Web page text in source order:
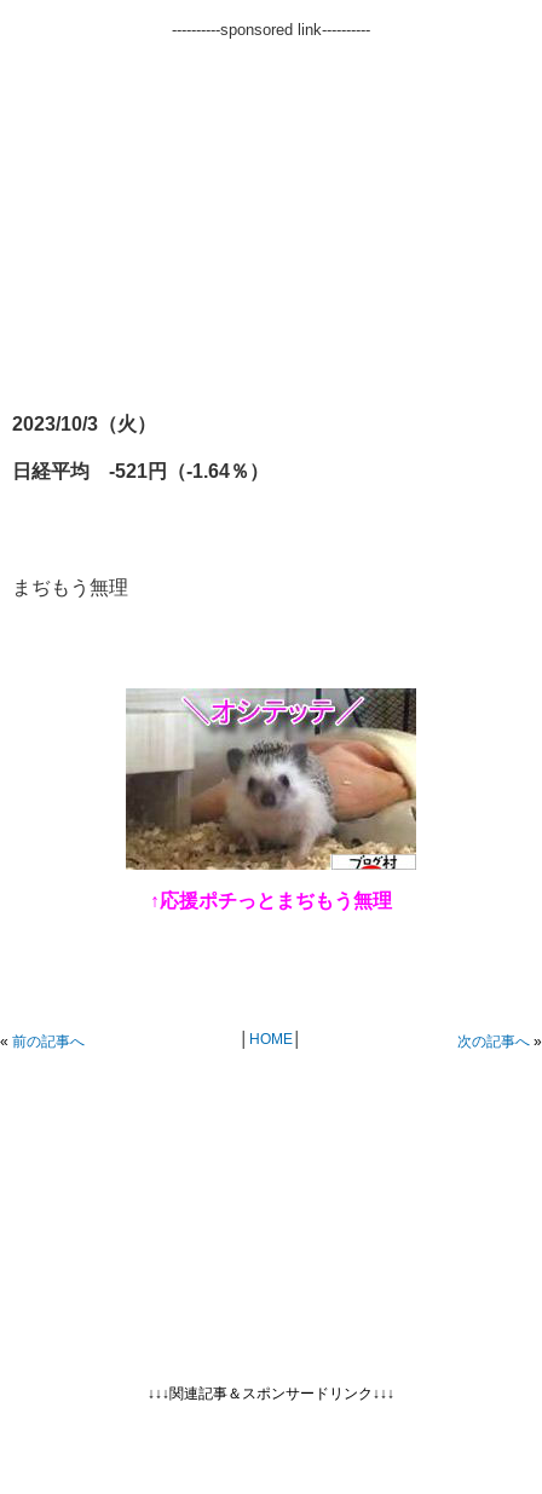
----------sponsored link----------
2023/10/3（火）
日経平均 -521円（-1.64％）
まぢもう無理
↑応援ポチっとまぢもう無理
« 前の記事へ HOME│ 次の記事へ »
↓↓↓関連記事＆スポンサードリンク↓↓↓